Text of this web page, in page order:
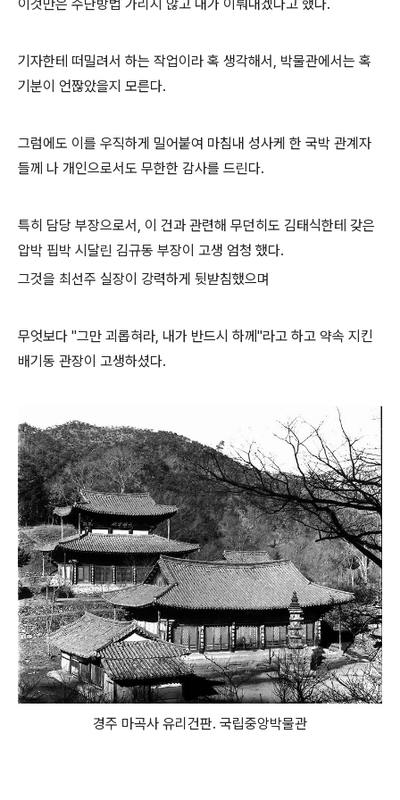
이것만은 수단방법 가리지 않고 내가 이뤄내겠다고 했다.
기자한테 떠밀려서 하는 작업이라 혹 생각해서, 박물관에서는 혹
기분이 언짢았을지 모른다.
그럼에도 이를 우직하게 밀어붙여 마침내 성사케 한 국박 관계자
들께 나 개인으로서도 무한한 감사를 드린다.
특히 담당 부장으로서, 이 건과 관련해 무던히도 김태식한테 갖은
압박 핍박 시달린 김규동 부장이 고생 엄청 했다.
그것을 최선주 실장이 강력하게 뒷받침했으며
무엇보다 "그만 괴롭혀라, 내가 반드시 하께"라고 하고 약속 지킨
배기동 관장이 고생하셨다.
경주 마곡사 유리건판. 국립중앙박물관